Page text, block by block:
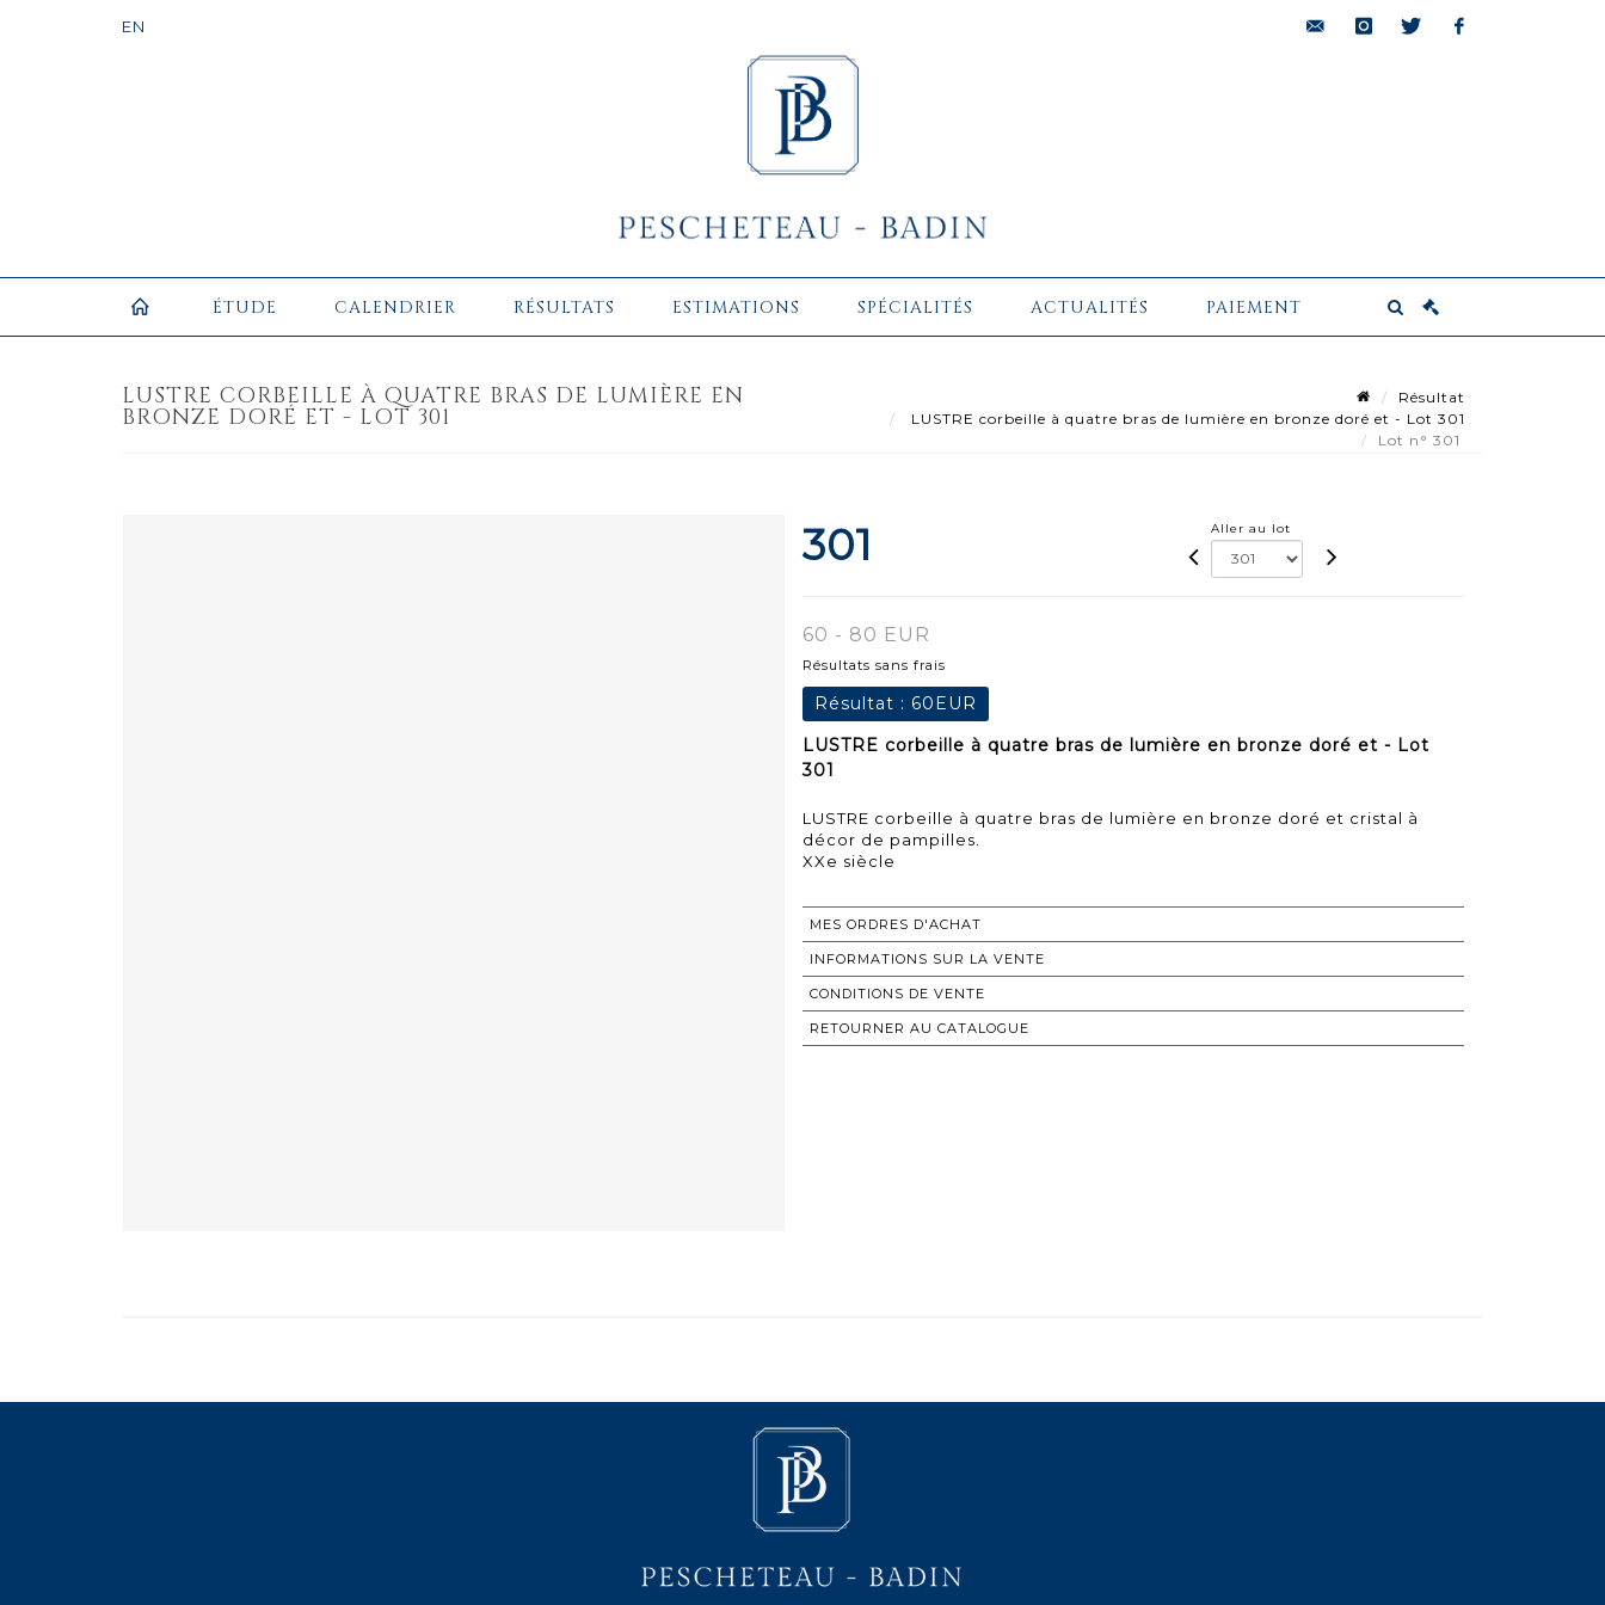
ÉTUDE CALENDRIER RÉSULTATS ESTIMATIONS SPÉCIALITÉS ACTUALITÉS PAIEMENT
LUSTRE CORBEILLE À QUATRE BRAS DE LUMIÈRE EN
BRONZE DORÉ ET - LOT 301
Résultat
LUSTRE corbeille à quatre bras de lumière en bronze doré et - Lot 301
Lot n° 301
301 Aller au lot
60 - 80 EUR
Résultats sans frais
Résultat : 60EUR
LUSTRE corbeille à quatre bras de lumière en bronze doré et - Lot
301
LUSTRE corbeille à quatre bras de lumière en bronze doré et cristal à
décor de pampilles.
XXe siècle
MES ORDRES D'ACHAT
INFORMATIONS SUR LA VENTE
CONDITIONS DE VENTE
RETOURNER AU CATALOGUE